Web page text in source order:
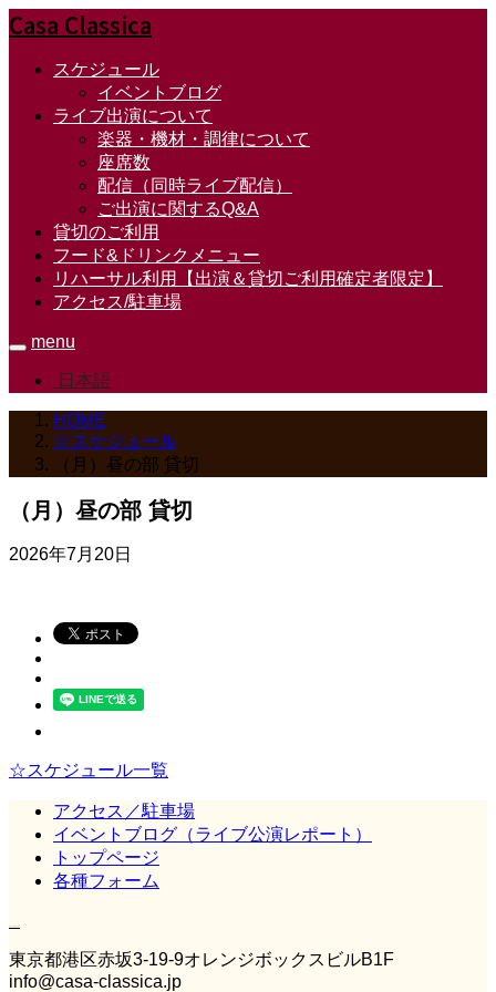
Casa Classica
スケジュール
イベントブログ
ライブ出演について
楽器・機材・調律について
座席数
配信（同時ライブ配信）
ご出演に関するQ&A
貸切のご利用
フード&ドリンクメニュー
リハーサル利用【出演＆貸切ご利用確定者限定】
アクセス/駐車場
menu
日本語
HOME
☆スケジュール
（月）昼の部 貸切
（月）昼の部 貸切
2026年7月20日
☆スケジュール一覧
アクセス／駐車場
イベントブログ（ライブ公演レポート）
トップページ
各種フォーム
東京都港区赤坂3‐19‐9オレンジボックスビルB1F
info@casa-classica.jp